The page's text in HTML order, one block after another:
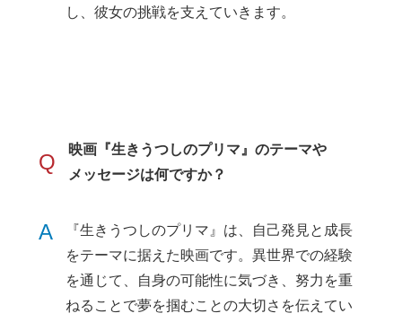
し、彼女の挑戦を支えていきます。
Q
映画『生きうつしのプリマ』のテーマや
メッセージは何ですか？
A
『生きうつしのプリマ』は、自己発見と成長
をテーマに据えた映画です。異世界での経験
を通じて、自身の可能性に気づき、努力を重
ねることで夢を掴むことの大切さを伝えてい